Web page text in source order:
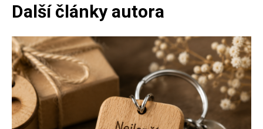
Další články autora